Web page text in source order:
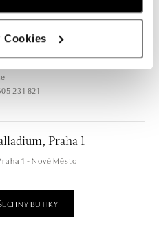
Cookies
Brno
231 821
Praha 1
1 - Nové Město
BUTIKY